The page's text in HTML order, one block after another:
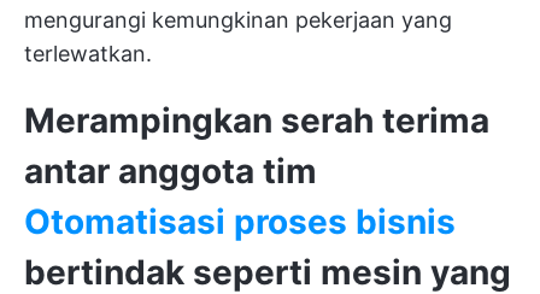
mengurangi kemungkinan pekerjaan yang
terlewatkan.
Merampingkan serah terima
antar anggota tim
Otomatisasi proses bisnis
bertindak seperti mesin yang